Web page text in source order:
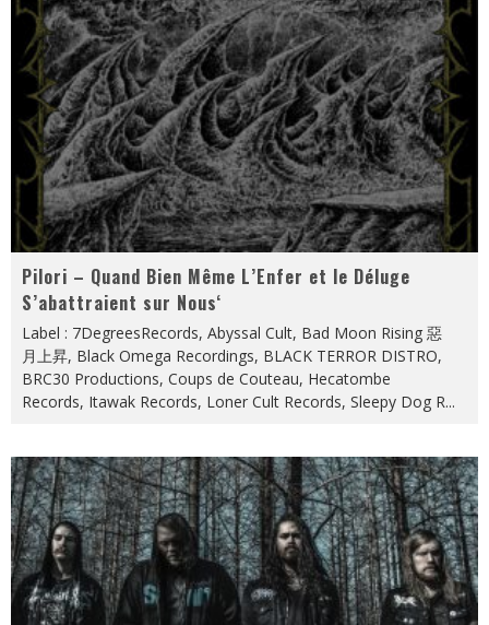
Pilori – Quand Bien Même L’Enfer et le Déluge
S’abattraient sur Nous‘
Label : 7DegreesRecords, Abyssal Cult, Bad Moon Rising 惡
月上昇, Black Omega Recordings, BLACK TERROR DISTRO,
BRC30 Productions, Coups de Couteau, Hecatombe
Records, Itawak Records, Loner Cult Records, Sleepy Dog R...